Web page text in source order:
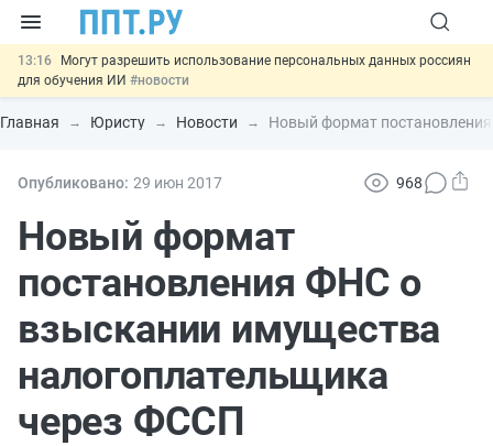
13:16
Могут разрешить использование персональных данных россиян
для обучения ИИ #новости
12:42 Губернаторам дадут право вводить разрешительный учёт
иностранцев#новости
11:31
Важно
Разработают единые критерии трудовых и ГПХ-
14:02
Основания для выдворения иностранцев из России стало
больше #новости
Главная Юристу Новости Новый формат
Опубликовано: 29 июн 2017 968
Новый формат
постановления ФНС о
взыскании имущества
налогоплательщика
через ФССП